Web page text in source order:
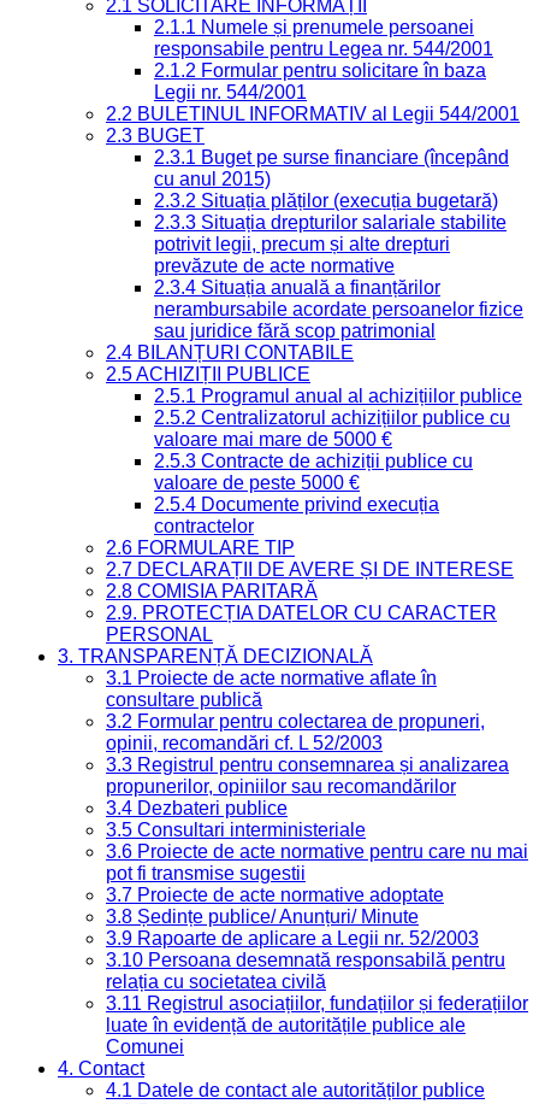
2.1 SOLICITARE INFORMAȚII
2.1.1 Numele și prenumele persoanei
responsabile pentru Legea nr. 544/2001
2.1.2 Formular pentru solicitare în baza
Legii nr. 544/2001
2.2 BULETINUL INFORMATIV al Legii 544/2001
2.3 BUGET
2.3.1 Buget pe surse financiare (începând
cu anul 2015)
2.3.2 Situația plăților (execuția bugetară)
2.3.3 Situația drepturilor salariale stabilite
potrivit legii, precum și alte drepturi
prevăzute de acte normative
2.3.4 Situația anuală a finanțărilor
nerambursabile acordate persoanelor fizice
sau juridice fără scop patrimonial
2.4 BILANȚURI CONTABILE
2.5 ACHIZIȚII PUBLICE
2.5.1 Programul anual al achizițiilor publice
2.5.2 Centralizatorul achizițiilor publice cu
valoare mai mare de 5000 €
2.5.3 Contracte de achiziții publice cu
valoare de peste 5000 €
2.5.4 Documente privind execuția
contractelor
2.6 FORMULARE TIP
2.7 DECLARAȚII DE AVERE ȘI DE INTERESE
2.8 COMISIA PARITARĂ
2.9. PROTECȚIA DATELOR CU CARACTER
PERSONAL
3. TRANSPARENȚĂ DECIZIONALĂ
3.1 Proiecte de acte normative aflate în
consultare publică
3.2 Formular pentru colectarea de propuneri,
opinii, recomandări cf. L 52/2003
3.3 Registrul pentru consemnarea și analizarea
propunerilor, opiniilor sau recomandărilor
3.4 Dezbateri publice
3.5 Consultari interministeriale
3.6 Proiecte de acte normative pentru care nu mai
pot fi transmise sugestii
3.7 Proiecte de acte normative adoptate
3.8 Ședințe publice/ Anunțuri/ Minute
3.9 Rapoarte de aplicare a Legii nr. 52/2003
3.10 Persoana desemnată responsabilă pentru
relația cu societatea civilă
3.11 Registrul asociațiilor, fundațiilor și federațiilor
luate în evidență de autoritățile publice ale
Comunei
4. Contact
4.1 Datele de contact ale autorităților publice